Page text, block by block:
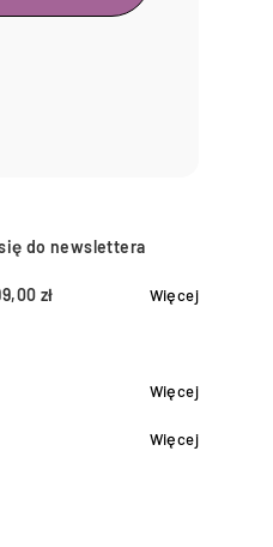
do newslettera
zł Więcej
Więcej
Więcej